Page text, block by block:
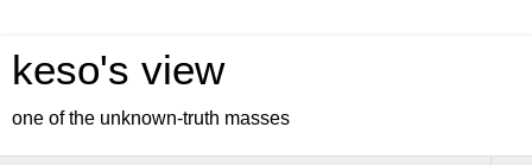
keso's view
one of the unknown-truth masses